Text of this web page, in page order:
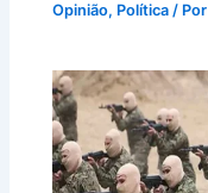
Opinião, Política / Por